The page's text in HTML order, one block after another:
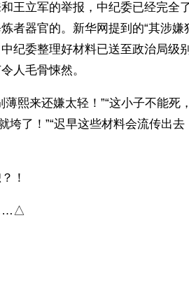
王立军的举报，中纪委已经完全
者器官的。新华网提到的“其涉嫌
纪委整理好材料已送至政治局级
人毛骨悚然。
熙来还嫌太轻！”“这小子不能死
垮了！”“迟早这些材料会流传出
！